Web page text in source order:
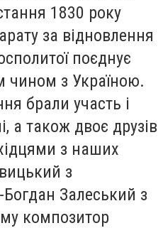
1830 року
за відновлення
поєднує
чином з Україною.
брали участь і
а також двоє друзів
з наших
з
Залеський з
композитор